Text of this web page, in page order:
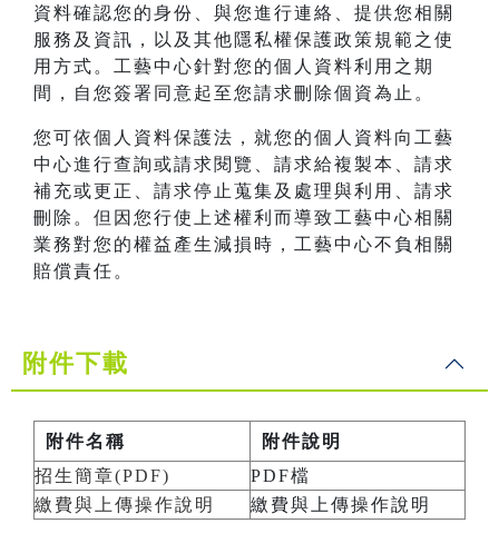
資料確認您的身份、與您進行連絡、提供您相關
服務及資訊，以及其他隱私權保護政策規範之使
用方式。工藝中心針對您的個人資料利用之期
間，自您簽署同意起至您請求刪除個資為止。
您可依個人資料保護法，就您的個人資料向工藝
中心進行查詢或請求閱覽、請求給複製本、請求
補充或更正、請求停止蒐集及處理與利用、請求
刪除。但因您行使上述權利而導致工藝中心相關
業務對您的權益產生減損時，工藝中心不負相關
賠償責任。
附件下載
附件名稱
附件說明
招生簡章(PDF)
PDF檔
繳費與上傳操作說明
繳費與上傳操作說明